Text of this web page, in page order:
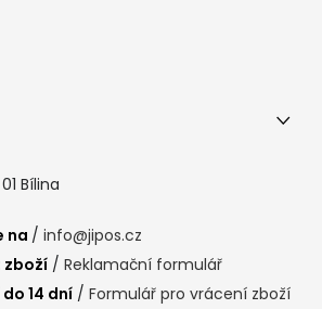
Bílina
na / info@jipos.cz
zboží / Reklamační formulář
14 dní / Formulář pro vrácení zboží